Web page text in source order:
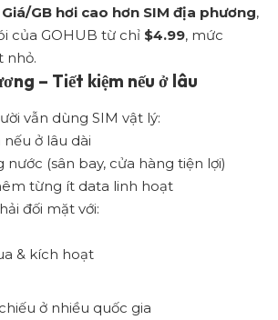
Giá/GB hơi cao hơn SIM địa phương,
của GOHUB từ chỉ $4.99, mức
nhỏ.
– Tiết kiệm nếu ở lâu
vẫn dùng SIM vật lý:
nếu ở lâu dài
(sân bay, cửa hàng tiện lợi)
từng ít data linh hoạt
đối mặt với:
& kích hoạt
ở nhiều quốc gia